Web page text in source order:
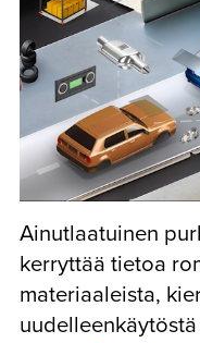
Ainutlaatuinen
kerryttää tietoa
materiaaleista,